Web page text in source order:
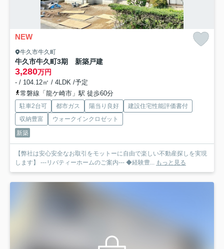
NEW
牛久市牛久町
牛久市牛久町3期 新築戸建
3,280万円
- / 104.12㎡ / 4LDK /予定
常磐線「龍ケ崎市」駅 徒歩60分
駐車2台可 都市ガス 陽当り良好
建設住宅性能評価書付
収納豊富
ウォークインクロゼット
新築
【弊社は安心安全なお取引をモットーに自由で楽しい不動産探しを実現
します】 ---リバティーホームのご案内--- ◆経験豊... もっと見る